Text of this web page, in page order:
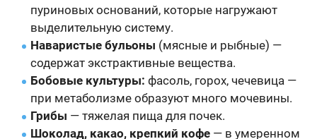
пуриновых оснований, которые нагружают
выделительную систему.
Наваристые бульоны (мясные и рыбные) —
содержат экстрактивные вещества.
Бобовые культуры: фасоль, горох, чечевица —
при метаболизме образуют много мочевины.
Грибы — тяжелая пища для почек.
Шоколад, какао, крепкий кофе — в умеренном